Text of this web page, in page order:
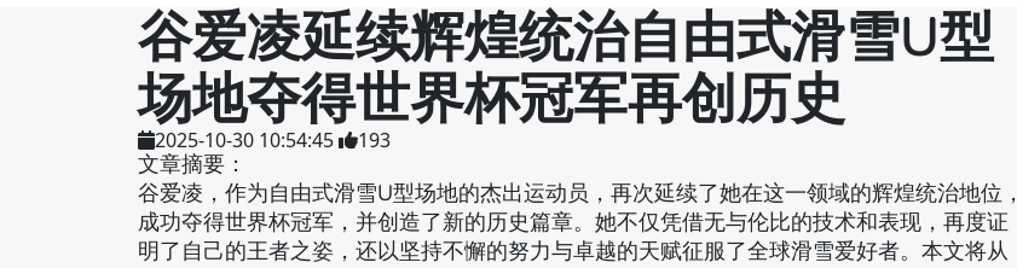
谷爱凌延续辉煌统治自由式滑雪U型
场地夺得世界杯冠军再创历史
2025-10-30 10:54:45 193
文章摘要：
谷爱凌，作为自由式滑雪U型场地的杰出运动员，再次延续了她在这一领域的辉煌统治地位，
成功夺得世界杯冠军，并创造了新的历史篇章。她不仅凭借无与伦比的技术和表现，再度证
明了自己的王者之姿，还以坚持不懈的努力与卓越的天赋征服了全球滑雪爱好者。本文将从